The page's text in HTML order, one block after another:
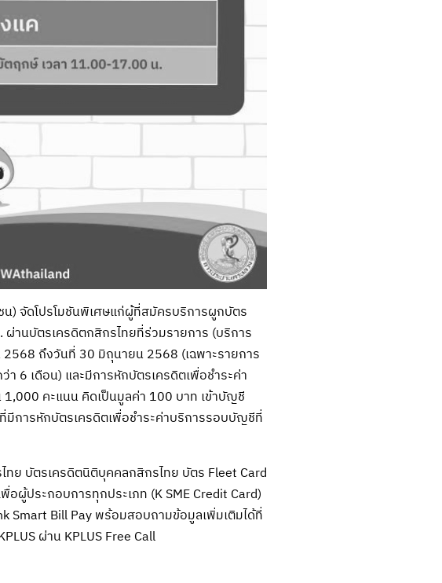
) จัดโปรโมชันพิเศษแก่ผู้ที่สมัครบริการผูกบัตร
ผ่านบัตรเครดิตกสิกรไทยที่ร่วมรายการ (บริการ
2568 ถึงวันที่ 30 มิถุนายน 2568 (เฉพาะรายการ
6 เดือน) และมีการหักบัตรเครดิตเพื่อชำระค่า
คะแนน คิดเป็นมูลค่า 100 บาท เข้าบัญชี
การหักบัตรเครดิตเพื่อชำระค่าบริการรอบบัญชีที่
ทย บัตรเครดิตนิติบุคคลกสิกรไทย บัตร Fleet Card
ผู้ประกอบการทุกประเภท (K SME Credit Card)
Smart Bill Pay พร้อมสอบถามข้อมูลเพิ่มเติมได้ที่
ผ่าน KPLUS Free Call